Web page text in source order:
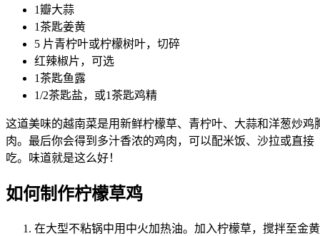
1瓣大蒜
1茶匙姜黄
5 片青柠叶或柠檬树叶，切碎
红辣椒片，可选
1茶匙鱼露
1/2茶匙盐，或1茶匙鸡精
这道美味的越南菜是用新鲜柠檬草、青柠叶、大蒜和洋葱炒鸡
肉。最后你会得到多汁香浓的鸡肉，可以配米饭、沙拉或直接
吃。味道就是这么好！
如何制作柠檬草鸡
在大型不粘锅中用中火加热油。加入柠檬草，搅拌至金黄